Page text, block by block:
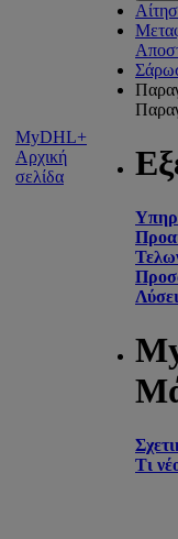
MyDHL+
Αρχική
σελίδα
Τι